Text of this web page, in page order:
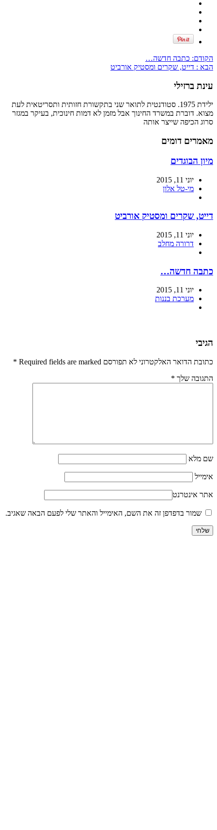
הקודם: כתבה חדשה…
הבא : דייט, שקרים ומסטיק אורביט
עינת ברזילי
ילידת 1975. סטודנטית לתואר שני בתקשורת חזותית ותסריטאית לעת
מצוא. דוברת במשרד החינוך אבל מזמן לא דמות חינוכית, בעיקר במגזר
סרוג הכיפה שייצר אותה
מאמרים דומים
מיון הבוגדים
יוני 11, 2015
מי-טל אלון
דייט, שקרים ומסטיק אורביט
יוני 11, 2015
דרורה מחלב
כתבה חדשה…
יוני 11, 2015
מערכת בננות
הגיבי
כתובת הדואר האלקטרוני לא תפורסם Required fields are marked
*
התגובה שלך *
שם מלא
אימייל
אתר אינטרנט
שמור בדפדפן זה את השם, האימייל והאתר שלי לפעם הבאה שאגיב.